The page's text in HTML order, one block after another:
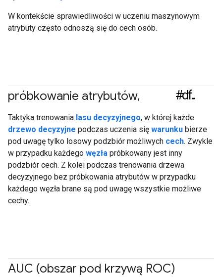
W kontekście sprawiedliwości w uczeniu maszynowym
atrybuty często odnoszą się do cech osób.
próbkowanie atrybutów, #df
Taktyka trenowania lasu decyzyjnego, w której każde
drzewo decyzyjne podczas uczenia się warunku bierze
pod uwagę tylko losowy podzbiór możliwych cech. Zwykle
w przypadku każdego węzła próbkowany jest inny
podzbiór cech. Z kolei podczas trenowania drzewa
decyzyjnego bez próbkowania atrybutów w przypadku
każdego węzła brane są pod uwagę wszystkie możliwe
cechy.
AUC (obszar pod krzywą ROC)#fundamentals